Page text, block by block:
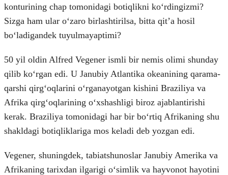
konturining chap tomonidagi botiqlikni koʻrdingizmi?
Sizga ham ular oʻzaro birlashtirilsa, bitta qitʼa hosil
boʻladigandek tuyulmayaptimi?
50 yil oldin Alfred Vegener ismli bir nemis olimi shunday
qilib koʻrgan edi. U Janubiy Atlantika okeanining qarama-
qarshi qirgʻoqlarini oʻrganayotgan kishini Braziliya va
Afrika qirgʻoqlarining oʻxshashligi biroz ajablantirishi
kerak. Braziliya tomonidagi har bir boʻrtiq Afrikaning shu
shakldagi botiqliklariga mos keladi deb yozgan edi.
Vegener, shuningdek, tabiatshunoslar Janubiy Amerika va
Afrikaning tarixdan ilgarigi oʻsimlik va hayvonot hayotini